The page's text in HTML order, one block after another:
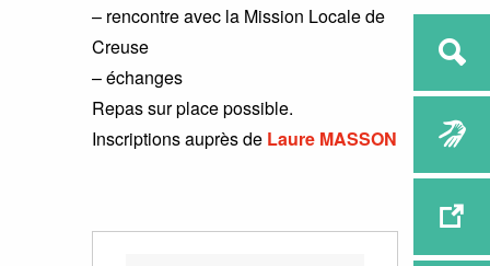
– rencontre avec la Mission Locale de
Creuse
– échanges
Repas sur place possible.
Inscriptions auprès de Laure MASSON